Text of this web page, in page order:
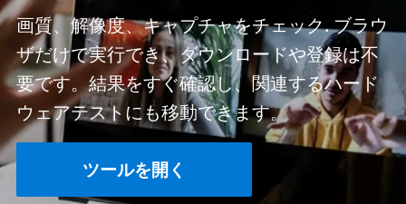
画質、解像度、キャプチャをチェック. ブラウ
ザだけで実行でき、ダウンロードや登録は不
要です。結果をすぐ確認し、関連するハード
ウェアテストにも移動できます。
ツールを開く